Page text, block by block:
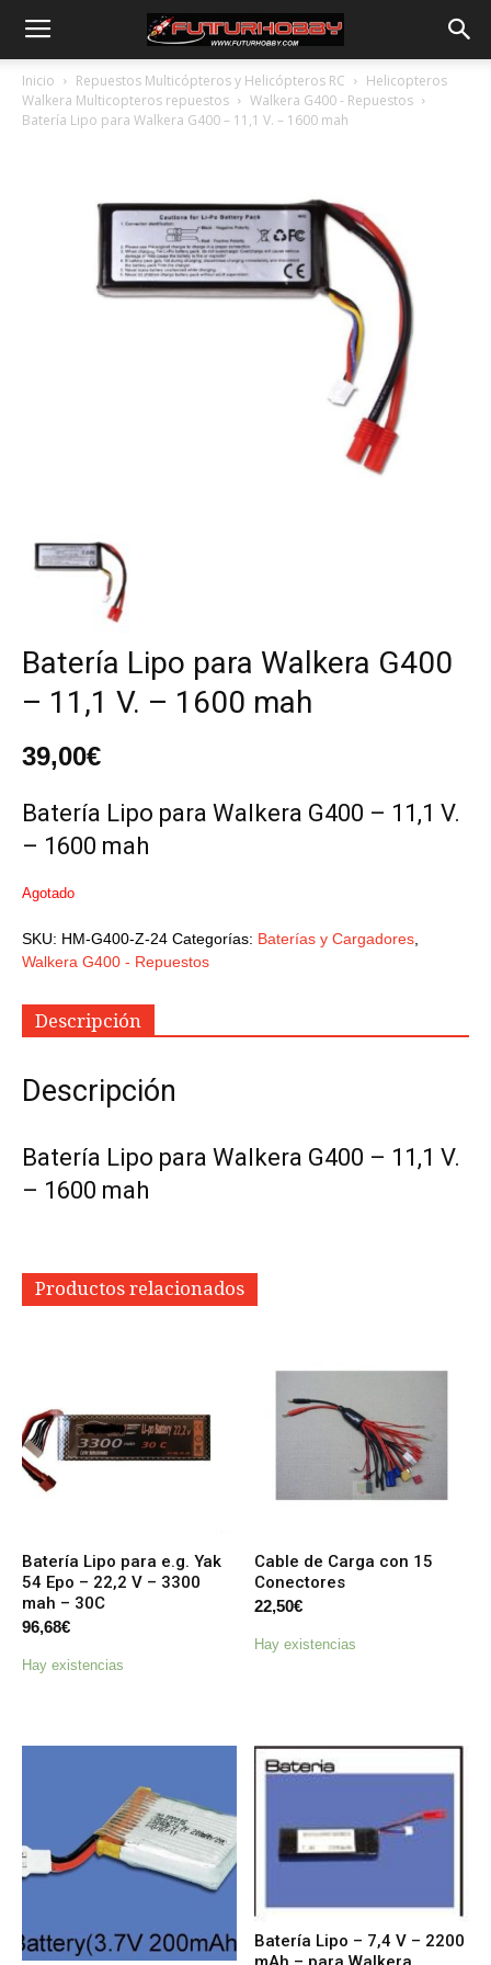
Inicio Repuestos Multicópteros y Helicópteros RC
Helicopteros
Walkera Multicopteros repuestos
Walkera G400 - Repuestos
Batería Lipo para Walkera G400 – 11,1 V. – 1600 mah
Batería Lipo para Walkera G400
– 11,1 V. – 1600 mah
39,00€
Batería Lipo para Walkera G400 – 11,1 V.
– 1600 mah
Agotado
SKU: HM-G400-Z-24 Categorías: Baterías y Cargadores
Walkera G400 - Repuestos
Descripción
Descripción
Batería Lipo para Walkera G400 – 11,1 V.
– 1600 mah
Productos relacionados
Batería Lipo para e.g. Yak
54 Epo – 22,2 V – 3300
mah – 30C
96,68€
Hay existencias
Cable de Carga con 15
Conectores
22,50€
Hay existencias
Batería Lipo – 7,4 V – 2200